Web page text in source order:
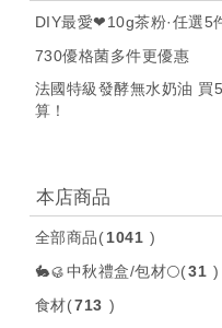
DIY最愛❤10g茶粉·任選5
730優格菌多件更優惠
法國特級發酵無水奶油 買
算！
本店商品
全部商品(1041 )
🐇🥮中秋禮盒/包材🌕(31 )
食材(713 )